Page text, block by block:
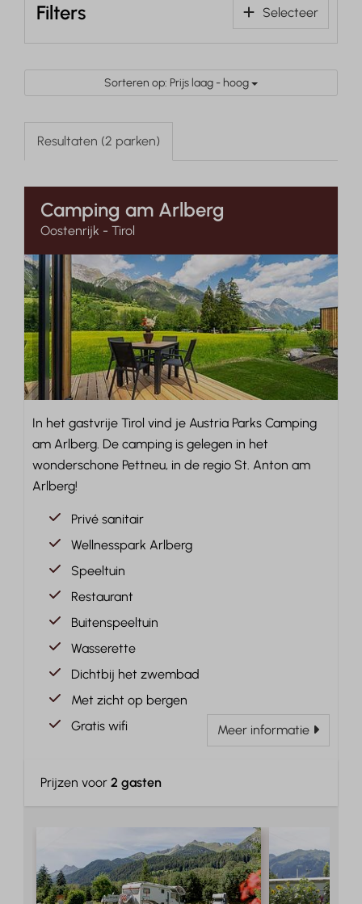
Filters Selecteer
Sorteren op: Prijs laag - hoog
Resultaten (2 parken)
Camping am Arlberg
Oostenrijk - Tirol
In het gastvrije Tirol vind je Austria Parks Camping
am Arlberg. De camping is gelegen in het
wonderschone Pettneu, in de regio St. Anton am
Arlberg!
Privé sanitair
Wellnesspark Arlberg
Speeltuin
Restaurant
Buitenspeeltuin
Wasserette
Dichtbij het zwembad
Met zicht op bergen
Gratis wifi
Meer informatie
Prijzen voor2 gasten